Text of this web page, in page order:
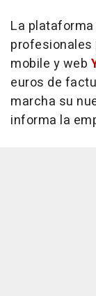
La
profesionales
mobile y web
euros de
marcha su
informa la